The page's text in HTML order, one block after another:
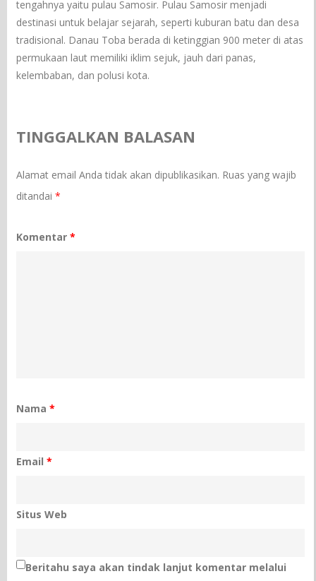
tengahnya yaitu pulau Samosir. Pulau Samosir menjadi
destinasi untuk belajar sejarah, seperti kuburan batu dan desa
tradisional. Danau Toba berada di ketinggian 900 meter di atas
permukaan laut memiliki iklim sejuk, jauh dari panas,
kelembaban, dan polusi kota.
TINGGALKAN BALASAN
Alamat email Anda tidak akan dipublikasikan. Ruas yang wajib
ditandai*
Komentar*
Nama*
Email*
Situs Web
Beritahu saya akan tindak lanjut komentar melalui